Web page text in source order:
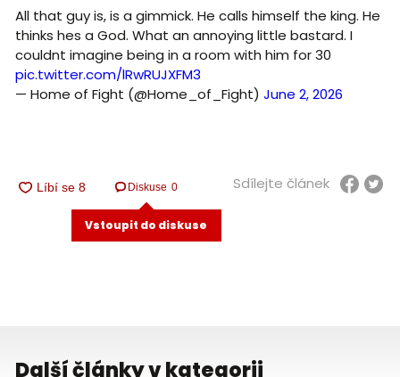
All that guy is, is a gimmick. He calls himself the king. He
thinks hes a God. What an annoying little bastard. I
couldnt imagine being in a room with him for 30
pic.twitter.com/lRwRUJXFM3
— Home of Fight (@Home_of_Fight) June 2, 2026
Diskuse 0
Vstoupit do diskuse
Sdílejte článek
Další články v kategorii